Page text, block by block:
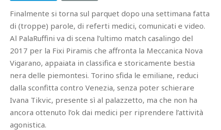
Finalmente si torna sul parquet dopo una settimana fatta
di (troppe) parole, di referti medici, comunicati e video.
Al PalaRuffini va di scena l’ultimo match casalingo del
2017 per la Fixi Piramis che affronta la Meccanica Nova
Vigarano, appaiata in classifica e storicamente bestia
nera delle piemontesi. Torino sfida le emiliane, reduci
dalla sconfitta contro Venezia, senza poter schierare
Ivana Tikvic, presente sì al palazzetto, ma che non ha
ancora ottenuto l’ok dai medici per riprendere l’attività
agonistica.